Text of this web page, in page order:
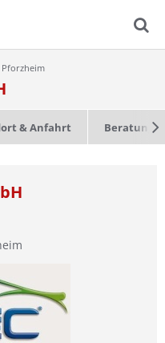
& Anfahrt Beratung